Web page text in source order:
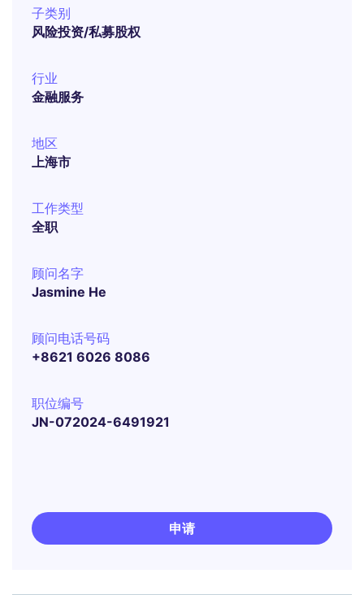
子类别
风险投资/私募股权
行业
金融服务
地区
上海市
工作类型
全职
顾问名字
Jasmine He
顾问电话号码
+8621 6026 8086
职位编号
JN-072024-6491921
申请